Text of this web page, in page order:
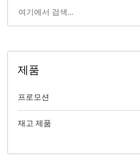
제품
프로모션
재고 제품